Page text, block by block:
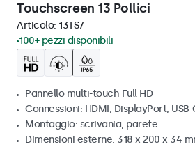
Touchscreen 13 Pollici
Articolo: 13TS7
100+ pezzi disponibili
Pannello multi-touch Full HD
Connessioni: HDMI, DisplayPort, USB-
Montaggio: scrivania, parete
Dimensioni esterne: 318 x 200 x 34